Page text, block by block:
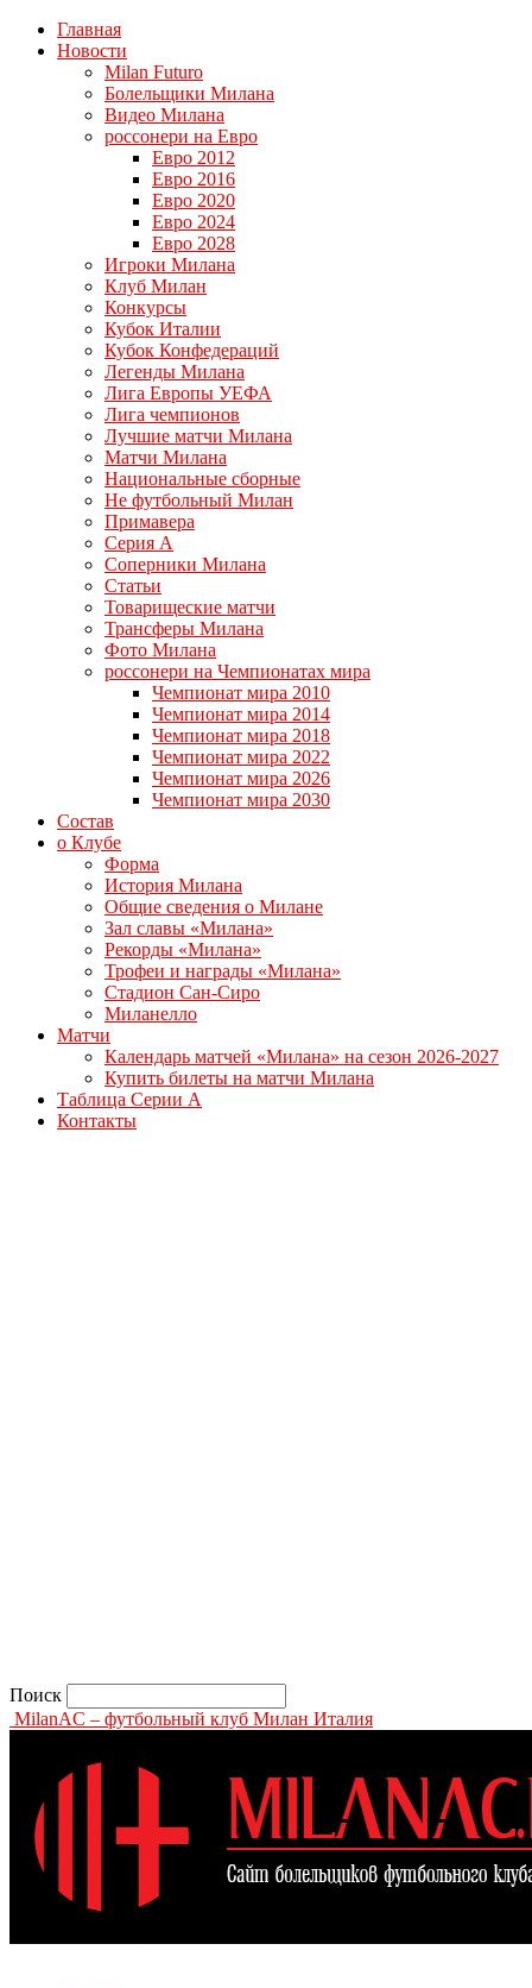
Главная
Новости
Milan Futuro
Болельщики Милана
Видео Милана
россонери на Евро
Евро 2012
Евро 2016
Евро 2020
Евро 2024
Евро 2028
Игроки Милана
Клуб Милан
Конкурсы
Кубок Италии
Кубок Конфедераций
Легенды Милана
Лига Европы УЕФА
Лига чемпионов
Лучшие матчи Милана
Матчи Милана
Национальные сборные
Не футбольный Милан
Примавера
Серия А
Соперники Милана
Статьи
Товарищеские матчи
Трансферы Милана
Фото Милана
россонери на Чемпионатах мира
Чемпионат мира 2010
Чемпионат мира 2014
Чемпионат мира 2018
Чемпионат мира 2022
Чемпионат мира 2026
Чемпионат мира 2030
Состав
о Клубе
Форма
История Милана
Общие сведения о Милане
Зал славы «Милана»
Рекорды «Милана»
Трофеи и награды «Милана»
Стадион Сан-Сиро
Миланелло
Матчи
Календарь матчей «Милана» на сезон 2026-2027
Купить билеты на матчи Милана
Таблица Серии А
Контакты
Поиск
MilanAC – футбольный клуб Милан Италия